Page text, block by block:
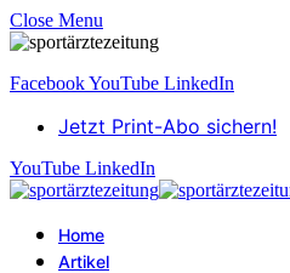
Close Menu
FacebookYouTube LinkedIn
Jetzt Print-Abo sichern!
YouTube LinkedIn
Home
Artikel